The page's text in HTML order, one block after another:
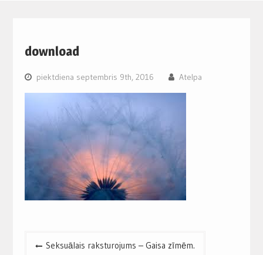
download
piektdiena septembris 9th, 2016 Atelpa
PostSeksuālais raksturojums – Gaisa zīmēm.